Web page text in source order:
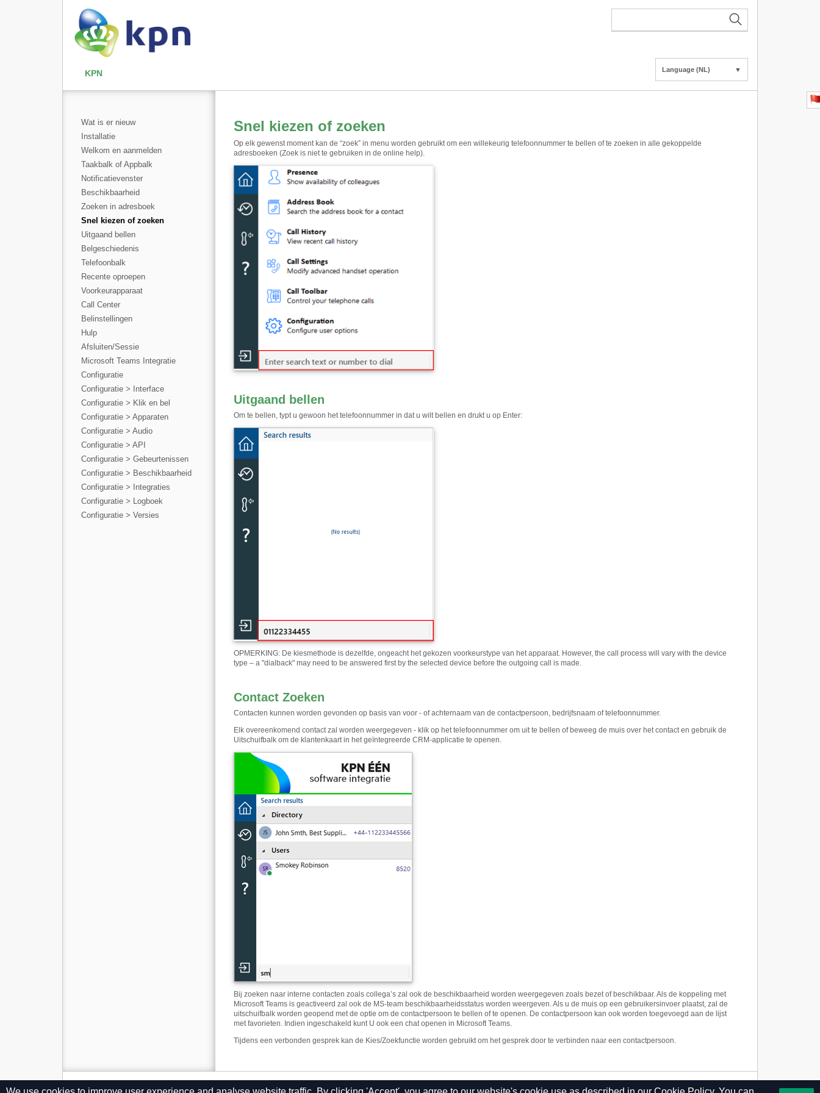
KPN Language (NL) ▼
Wat is er nieuw
Installatie
Welkom en aanmelden
Taakbalk of Appbalk
Notificatievenster
Beschikbaarheid
Zoeken in adresboek
Snel kiezen of zoeken
Uitgaand bellen
Belgeschiedenis
Telefoonbalk
Recente oproepen
Voorkeurapparaat
Call Center
Belinstellingen
Hulp
Afsluiten/Sessie
Microsoft Teams Integratie
Configuratie
Configuratie > Interface
Configuratie > Klik en bel
Configuratie > Apparaten
Configuratie > Audio
Configuratie > API
Configuratie > Gebeurtenissen
Configuratie > Beschikbaarheid
Configuratie > Integraties
Configuratie > Logboek
Configuratie > Versies
Snel kiezen of zoeken
Op elk gewenst moment kan de “zoek” in menu worden gebruikt om een willekeurig telefoonnummer te bellen of te zoeken in alle gekoppelde
adresboeken (Zoek is niet te gebruiken in de online help).
Uitgaand bellen
Om te bellen, typt u gewoon het telefoonnummer in dat u wilt bellen en drukt u op Enter:
OPMERKING: De kiesmethode is dezelfde, ongeacht het gekozen voorkeurstype van het apparaat. However, the call process will vary with the device
type – a "dialback" may need to be answered first by the selected device before the outgoing call is made.
Contact Zoeken
Contacten kunnen worden gevonden op basis van voor - of achternaam van de contactpersoon, bedrijfsnaam of telefoonnummer.
Elk overeenkomend contact zal worden weergegeven - klik op het telefoonnummer om uit te bellen of beweeg de muis over het contact en gebruik de
Uitschuifbalk om de klantenkaart in het geïntegreerde CRM-applicatie te openen.
Bij zoeken naar interne contacten zoals collega’s zal ook de beschikbaarheid worden weergegeven zoals bezet of beschikbaar. Als de koppeling met
Microsoft Teams is geactiveerd zal ook de MS-team beschikbaarheidsstatus worden weergeven. Als u de muis op een gebruikersinvoer plaatst, zal de
uitschuifbalk worden geopend met de optie om de contactpersoon te bellen of te openen. De contactpersoon kan ook worden toegevoegd aan de lijst
met favorieten. Indien ingeschakeld kunt U ook een chat openen in Microsoft Teams.
Tijdens een verbonden gesprek kan de Kies/Zoekfunctie worden gebruikt om het gesprek door te verbinden naar een contactpersoon.